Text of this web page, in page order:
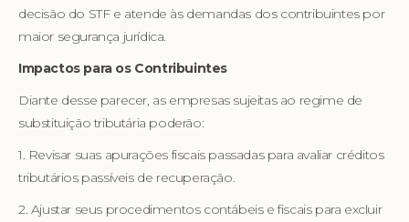
decisão do STF e atende às demandas dos contribuintes por
maior segurança jurídica.
Impactos para os Contribuintes
Diante desse parecer, as empresas sujeitas ao regime de
substituição tributária poderão:
1. Revisar suas apurações fiscais passadas para avaliar créditos
tributários passíveis de recuperação.
2. Ajustar seus procedimentos contábeis e fiscais para excluir